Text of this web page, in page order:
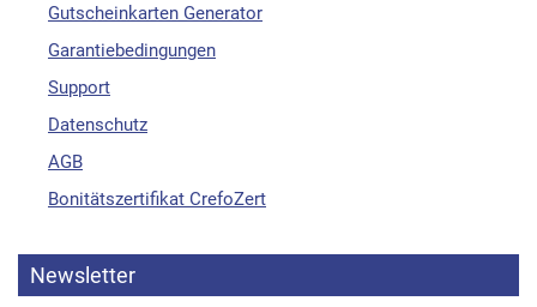
Gutscheinkarten Generator
Garantiebedingungen
Support
Datenschutz
AGB
Bonitätszertifikat CrefoZert
Newsletter